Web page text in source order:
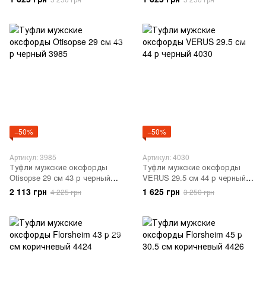
−50%
Артикул: 3985
Туфли мужские оксфорды
Otisopse 29 см 43 р черный
3985
2 113 грн 4 225 грн
−50%
Артикул: 4030
Туфли мужские оксфорды
VERUS 29.5 см 44 р черный
4030
1 625 грн 3 250 грн